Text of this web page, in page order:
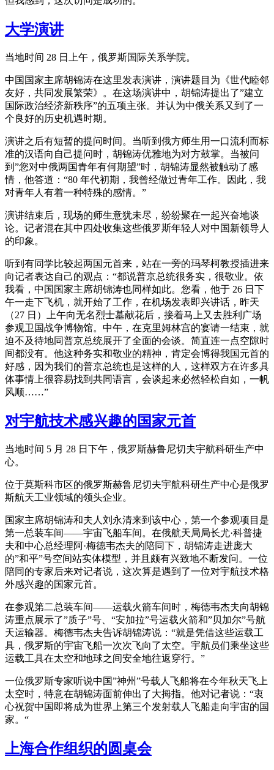
大学演讲
当地时间 28 日上午，俄罗斯国际关系学院。
中国国家主席胡锦涛在这里发表演讲，演讲题目为《世代睦邻
友好，共同发展繁荣》。在这场演讲中，胡锦涛提出了”建立
国际政治经济新秩序”的五项主张。并认为中俄关系又到了一
个良好的历史机遇时期。
演讲之后有短暂的提问时间。当听到俄方师生用一口流利而标
准的汉语向自己提问时，胡锦涛优雅地为对方鼓掌。当被问
到”您对中俄两国青年有何期望”时，胡锦涛显然被触动了感
情，他答道：“80 年代初期，我曾经做过青年工作。因此，我
对青年人有着一种特殊的感情。”
演讲结束后，现场的师生意犹未尽，纷纷聚在一起兴奋地谈
论。记者混在其中四处收集这些俄罗斯年轻人对中国新领导人
的印象。
听到有同学比较起两国元首来，站在一旁的玛琴柯教授插进来
向记者表达自己的观点：“都说普京总统很务实，很敬业。依
我看，中国国家主席胡锦涛也同样如此。您看，他于 26 日下
午一走下飞机，就开始了工作，在机场发表即兴讲话，昨天
（27 日）上午向无名烈士墓献花后，接着马上又去胜利广场
参观卫国战争博物馆。中午，在克里姆林宫的宴请一结束，就
迫不及待地同普京总统展开了全面的会谈。简直连一点空隙时
间都没有。他这种务实和敬业的精神，肯定会博得我国元首的
好感，因为我们的普京总统也是这样的人，这样双方在许多具
体事情上很容易找到共同语言，会谈起来必然轻松自如，一帆
风顺……”
对宇航技术感兴趣的国家元首
当地时间 5 月 28 日下午，俄罗斯赫鲁尼切夫宇航科研生产中
心。
位于莫斯科市区的俄罗斯赫鲁尼切夫宇航科研生产中心是俄罗
斯航天工业领域的领头企业。
国家主席胡锦涛和夫人刘永清来到该中心，第一个参观项目是
第一总装车间——宇宙飞船车间。在俄航天局局长尤·科普捷
夫和中心总经理阿·梅德韦杰夫的陪同下，胡锦涛走进庞大
的”和平”号空间站实体模型，并且颇有兴致地不断发问。一位
陪同的专家后来对记者说，这次算是遇到了一位对宇航技术格
外感兴趣的国家元首。
在参观第二总装车间——运载火箭车间时，梅德韦杰夫向胡锦
涛重点展示了”质子”号、“安加拉”号运载火箭和”贝加尔”号航
天运输器。梅德韦杰夫告诉胡锦涛说：“就是凭借这些运载工
具，俄罗斯的宇宙飞船一次次飞向了太空。宇航员们乘坐这些
运载工具在太空和地球之间安全地往返穿行。”
一位俄罗斯专家听说中国”神州”号载人飞船将在今年秋天飞上
太空时，特意在胡锦涛面前伸出了大拇指。他对记者说：“衷
心祝贺中国即将成为世界上第三个发射载人飞船走向宇宙的国
家。“
上海合作组织的圆桌会